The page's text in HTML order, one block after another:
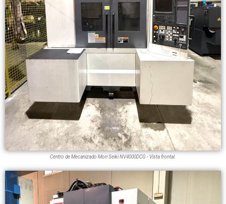
Centro de Mecanizado Mori Seiki NV4000DCG - Vista frontal.